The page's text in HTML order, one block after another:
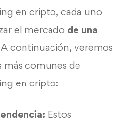
en cripto, cada uno
el mercado de una
A continuación, veremos
más comunes de
en cripto:
Estos